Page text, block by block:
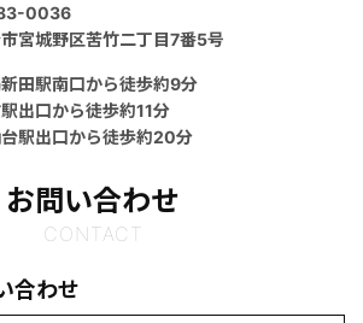
0036
宮城野区苦竹二丁目7番5号
田駅南口から徒歩約9分
出口から徒歩約11分
駅出口から徒歩約20分
お問い合わせ
CONTACT
合わせ